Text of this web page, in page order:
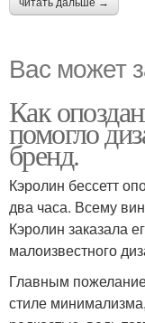
читать дальше →
Вас может
Как
помогло
бренд.
Кэролин бессетт
два часа. Всему
Кэролин заказала
малоизвестного
Главным
стиле